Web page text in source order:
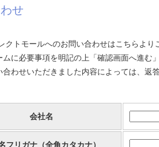
せ
クトモールへのお問い合わせはこちらより
ムに必要事項を明記の上「確認画面へ進む
合わせいただきました内容によっては、返
会社名
フリガナ（全角カタカナ）